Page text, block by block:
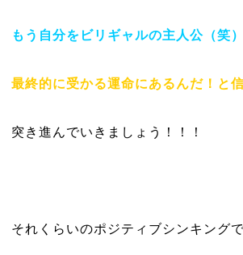
もう自分をビリギャルの主人公（笑
最終的に受かる運命にあるんだ！と
突き進んでいきましょう！！！
それくらいのポジティブシンキング